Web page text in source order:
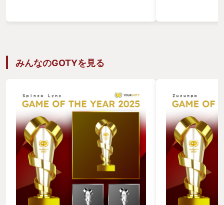
らなかった。王の魔法っていうのは、簡
単に言えば王国で選挙をしよう！という
みたものは問答無用で死ぬ）という超絶
な効果もあって、まさにファンタジーの
魔法といった趣。この辺は、じゃあお金
で票を買収すればいいやんとか、上位候
補者皆殺しにすればええやん、とかの邪
道をことごとくつぶしているのも巧妙。
旅しながら展開していくストーリーもい
いんですよね、これが。やっぱRPGは旅
しなきゃ。新しいところに行って、そこ
でイベントがあって、仲間が増える！王
道ですよね、王の魔法。 で、やっぱりオ
ープニングのアニメでルイが出てくるわ
を進める動機と
リートとして放
れら全ては私の
った。私は紛れ
て、ガルーダを
し、バハムート
死闘を繰り広げ
ンタジーだ。 そ
ムは本質的にア
アクションRPG
ーション上、や
んであって、こ
みんなのGOTYを見る